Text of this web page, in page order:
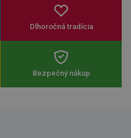
Dlhoročná tradícia
Bezpečný nákup